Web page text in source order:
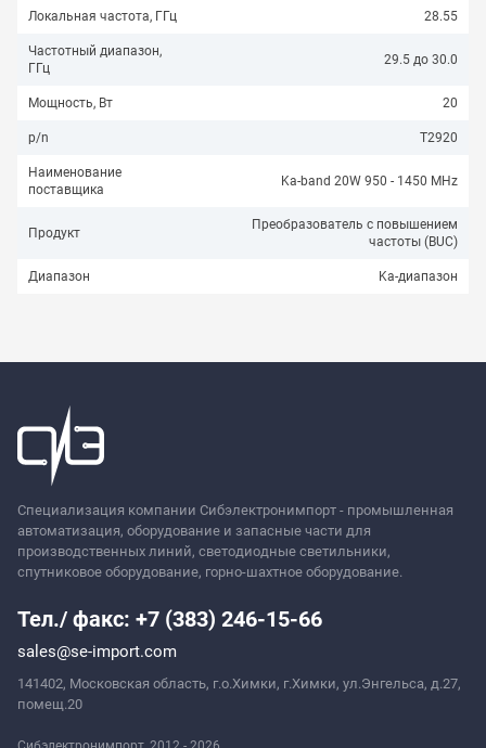
время
ответим
на
ваш
Спросить
Локальная частота, ГГц 28.55
Частотный диапазон,
ГГц
29.5 до 30.0
Мощность, Вт 20
p/n T2920
Наименование
поставщика
Ka-band 20W 950 - 1450 MHz
Продукт
Преобразователь с повышением
частоты (BUC)
Диапазон Ka-диапазон
Специализация компании Сибэлектронимпорт - промышленная
автоматизация, оборудование и запасные части для
производственных линий, светодиодные светильники,
спутниковое оборудование, горно-шахтное оборудование.
Тел./ факс: +7 (383) 246-15-66
sales@se-import.com
141402, Московская область, г.о.Химки, г.Химки, ул.Энгельса, д.27,
помещ.20